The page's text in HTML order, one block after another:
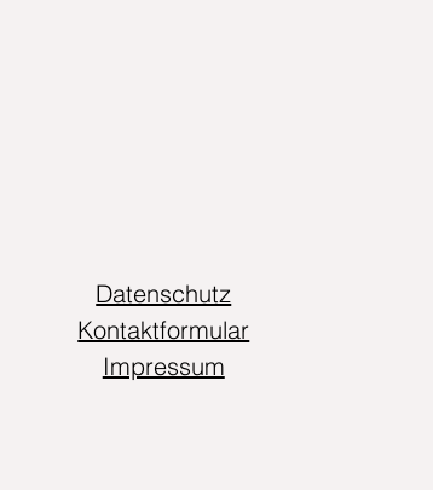
Datenschutz
Kontaktformular
Impressum